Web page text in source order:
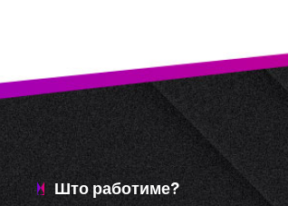
Што работиме?